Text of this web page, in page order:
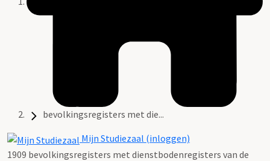
bevolkingsregisters met die...
Mijn Studiezaal (inloggen)
1909 bevolkingsregisters met dienstbodenregisters van de